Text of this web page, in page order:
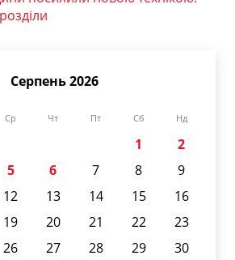
Серпень 2026
Ср Чт Пт Сб Нд
1
2
5 6 7 8
9
12 13 14 15
16
19 20 21 22
23
26 27 28 29
30